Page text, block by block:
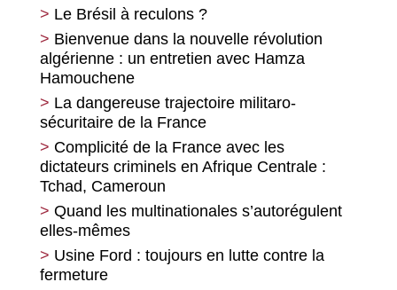
Le Brésil à reculons ?
Bienvenue dans la nouvelle révolution
algérienne : un entretien avec Hamza
Hamouchene
La dangereuse trajectoire militaro-
sécuritaire de la France
Complicité de la France avec les
dictateurs criminels en Afrique Centrale :
Tchad, Cameroun
Quand les multinationales s’autorégulent
elles-mêmes
Usine Ford : toujours en lutte contre la
fermeture